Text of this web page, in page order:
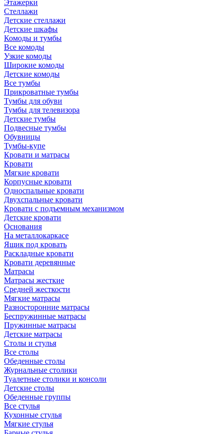
Этажерки
Стеллажи
Детские стеллажи
Детские шкафы
Комоды и тумбы
Все комоды
Узкие комоды
Широкие комоды
Детские комоды
Все тумбы
Прикроватные тумбы
Тумбы для обуви
Тумбы для телевизора
Детские тумбы
Подвесные тумбы
Обувницы
Тумбы-купе
Кровати и матрасы
Кровати
Мягкие кровати
Корпусные кровати
Односпальные кровати
Двухспальные кровати
Кровати с подъемным механизмом
Детские кровати
Основания
На металлокаркасе
Ящик под кровать
Раскладные кровати
Кровати деревянные
Матрасы
Матрасы жесткие
Средней жесткости
Мягкие матрасы
Разносторонние матрасы
Беспружинные матрасы
Пружинные матрасы
Детские матрасы
Столы и стулья
Все столы
Обеденные столы
Журнальные столики
Туалетные столики и консоли
Детские столы
Обеденные группы
Все стулья
Кухонные стулья
Мягкие стулья